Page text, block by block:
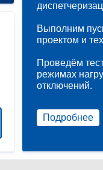
Выполним
проектом и
Проведём
режимах
отключений.
Подробнее